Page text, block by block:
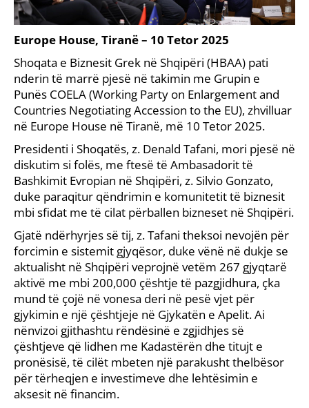
Europe House, Tiranë – 10 Tetor 2025
Shoqata e Biznesit Grek në Shqipëri (HBAA) pati
nderin të marrë pjesë në takimin me Grupin e
Punës COELA (Working Party on Enlargement and
Countries Negotiating Accession to the EU), zhvilluar
në Europe House në Tiranë, më 10 Tetor 2025.
Presidenti i Shoqatës, z. Denald Tafani, mori pjesë në
diskutim si folës, me ftesë të Ambasadorit të
Bashkimit Evropian në Shqipëri, z. Silvio Gonzato,
duke paraqitur qëndrimin e komunitetit të biznesit
mbi sfidat me të cilat përballen bizneset në Shqipëri.
Gjatë ndërhyrjes së tij, z. Tafani theksoi nevojën për
forcimin e sistemit gjyqësor, duke vënë në dukje se
aktualisht në Shqipëri veprojnë vetëm 267 gjyqtarë
aktivë me mbi 200,000 çështje të pazgjidhura, çka
mund të çojë në vonesa deri në pesë vjet për
gjykimin e një çështjeje në Gjykatën e Apelit. Ai
nënvizoi gjithashtu rëndësinë e zgjidhjes së
çështjeve që lidhen me Kadastërën dhe titujt e
pronësisë, të cilët mbeten një parakusht thelbësor
për tërheqjen e investimeve dhe lehtësimin e
aksesit në financim.